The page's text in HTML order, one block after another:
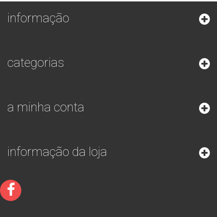
informação
categorias
a minha conta
informação da loja